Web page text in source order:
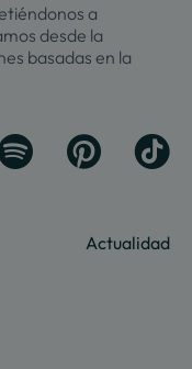
a
desde la
basadas en la
Actualidad